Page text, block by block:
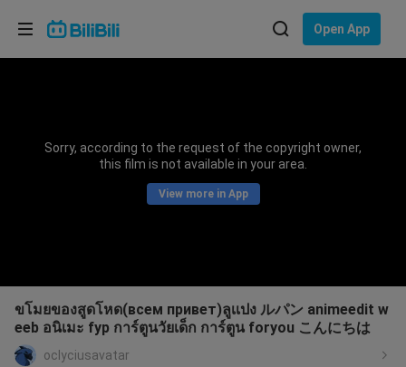
Open App
Sorry, according to the request of the copyright owner,
this film is not available in your area.
View more in App
ขโมยของสูดโหด(всем привет)ลูเเปง ルパン animeedit w
eeb อนิเมะ fyp การ์ตูนวัยเด็ก การ์ตูน foryou こんにちは
oclyciusavatar
Choose your language